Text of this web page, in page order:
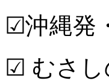
☑沖縄発
☑ むさし